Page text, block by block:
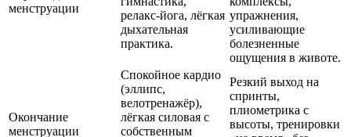
менструации
релакс-йога, лёгкая
дыхательная
практика.
упражнения,
усиливающие
болезненные
ощущения в животе.
Окончание
менструации
Спокойное кардио
(эллипс,
велотренажёр),
лёгкая силовая с
собственным
Резкий выход на
спринты,
плиометрика с
высоты, тренировки